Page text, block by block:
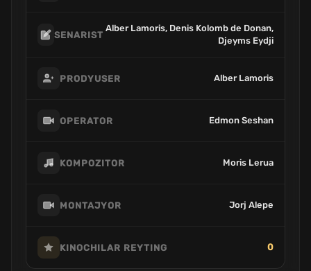
SENARIST
Alber Lamoris, Denis Kolomb de Donan,
Djeyms Eydji
PRODYUSER Alber Lamoris
OPERATOR Edmon Seshan
KOMPOZITOR Moris Lerua
MONTAJYOR Jorj Alepe
KINOCHILAR REYTING 0